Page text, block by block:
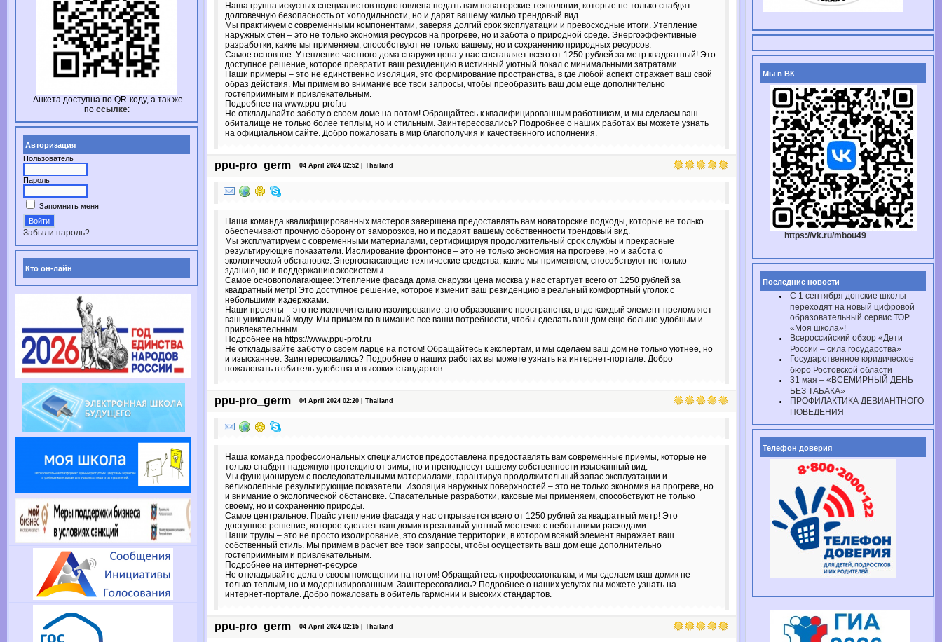
Анкета доступна по QR-коду, а так же
по ссылке:
Авторизация
Пользователь
Пароль
Запомнить меня
Забыли пароль?
Кто он-лайн
Наша группа искусных специалистов подготовлена подать вам новаторские технологии, которые не только снабдят
долговечную безопасность от холодильности, но и дарят вашему жилью трендовый вид.
Мы практикуем с современными компонентами, заверяя долгий срок эксплуатации и превосходные итоги. Утепление
наружных стен – это не только экономия ресурсов на прогреве, но и забота о природной среде. Энергоэффективные
разработки, какие мы применяем, способствуют не только вашему, но и сохранению природных ресурсов.
Самое основное: Утепление частного дома снаружи цена у нас составляет всего от 1250 рублей за метр квадратный! Это
доступное решение, которое превратит ваш резиденцию в истинный уютный локал с минимальными затратами.
Наши примеры – это не единственно изоляция, это формирование пространства, в где любой аспект отражает ваш свой
образ действия. Мы примем во внимание все твои запросы, чтобы преобразить ваш дом еще дополнительно
гостеприимным и привлекательным.
Подробнее на www.ppu-prof.ru
Не откладывайте заботу о своем доме на потом! Обращайтесь к квалифицированным работникам, и мы сделаем ваш
обиталище не только более теплым, но и стильным. Заинтересовались? Подробнее о наших работах вы можете узнать
на официальном сайте. Добро пожаловать в мир благополучия и качественного исполнения.
ppu-pro_germ 04 April 2024 02:52 | Thailand
Наша команда квалифицированных мастеров завершена предоставлять вам новаторские подходы, которые не только
обеспечивают прочную оборону от заморозков, но и подарят вашему собственности трендовый вид.
Мы эксплуатируем с современными материалами, сертифицируя продолжительный срок службы и прекрасные
результирующие показатели. Изолирование фронтонов – это не только экономия на прогреве, но и забота о
экологической обстановке. Энергоспасающие технические средства, какие мы применяем, способствуют не только
зданию, но и поддержанию экосистемы.
Самое основополагающее: Утепление фасада дома снаружи цена москва у нас стартует всего от 1250 рублей за
квадратный метр! Это доступное решение, которое изменит ваш резиденцию в реальный комфортный уголок с
небольшими издержками.
Наши проекты – это не исключительно изолирование, это образование пространства, в где каждый элемент преломляет
ваш уникальный моду. Мы примем во внимание все ваши потребности, чтобы сделать ваш дом еще больше удобным и
привлекательным.
Подробнее на https://www.ppu-prof.ru
Не откладывайте заботу о своем ларце на потом! Обращайтесь к экспертам, и мы сделаем ваш дом не только уютнее, но
и изысканнее. Заинтересовались? Подробнее о наших работах вы можете узнать на интернет-портале. Добро
пожаловать в обитель удобства и высоких стандартов.
ppu-pro_germ 04 April 2024 02:20 | Thailand
Наша команда профессиональных специалистов предоставлена предоставлять вам современные приемы, которые не
только снабдят надежную протекцию от зимы, но и преподнесут вашему собственности изысканный вид.
Мы функционируем с последовательными материалами, гарантируя продолжительный запас эксплуатации и
великолепные результирующие показатели. Изоляция наружных поверхностей – это не только экономия на прогреве, но
и внимание о экологической обстановке. Спасательные разработки, каковые мы применяем, способствуют не только
своему, но и сохранению природы.
Самое центральное: Прайс утепление фасада у нас открывается всего от 1250 рублей за квадратный метр! Это
доступное решение, которое сделает ваш домик в реальный уютный местечко с небольшими расходами.
Наши труды – это не просто изолирование, это создание территории, в котором всякий элемент выражает ваш
собственный стиль. Мы примем в расчет все твои запросы, чтобы осуществить ваш дом еще дополнительно
гостеприимным и привлекательным.
Подробнее на интернет-ресурсе
Не откладывайте дела о своем помещении на потом! Обращайтесь к профессионалам, и мы сделаем ваш домик не
только теплым, но и модернизированным. Заинтересовались? Подробнее о наших услугах вы можете узнать на
интернет-портале. Добро пожаловать в обитель гармонии и высоких стандартов.
ppu-pro_germ 04 April 2024 02:15 | Thailand
Мы в ВК
https://vk.ru/mbou49
Последние новости
С 1 сентября донские школы
переходят на новый цифровой
образовательный сервис ТОР
«Моя школа»!
Всероссийский обзор «Дети
России – сила государства»
Государственное юридическое
бюро Ростовской области
31 мая – «ВСЕМИРНЫЙ ДЕНЬ
БЕЗ ТАБАКА»
ПРОФИЛАКТИКА ДЕВИАНТНОГО
ПОВЕДЕНИЯ
Телефон доверия